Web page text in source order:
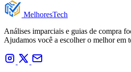
MelhoresTech
Análises imparciais e guias de compra
Ajudamos você a escolher o melhor em